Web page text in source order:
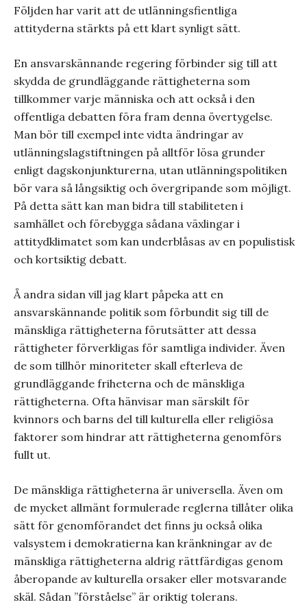
Följden har varit att de utlänningsfientliga
attityderna stärkts på ett klart synligt sätt.
En ansvarskännande regering förbinder sig till att
skydda de grundläggande rättigheterna som
tillkommer varje människa och att också i den
offentliga debatten föra fram denna övertygelse.
Man bör till exempel inte vidta ändringar av
utlänningslagstiftningen på alltför lösa grunder
enligt dagskonjunkturerna, utan utlänningspolitiken
bör vara så långsiktig och övergripande som möjligt.
På detta sätt kan man bidra till stabiliteten i
samhället och förebygga sådana växlingar i
attitydklimatet som kan underblåsas av en populistisk
och kortsiktig debatt.
Å andra sidan vill jag klart påpeka att en
ansvarskännande politik som förbundit sig till de
mänskliga rättigheterna förutsätter att dessa
rättigheter förverkligas för samtliga individer. Även
de som tillhör minoriteter skall efterleva de
grundläggande friheterna och de mänskliga
rättigheterna. Ofta hänvisar man särskilt för
kvinnors och barns del till kulturella eller religiösa
faktorer som hindrar att rättigheterna genomförs
fullt ut.
De mänskliga rättigheterna är universella. Även om
de mycket allmänt formulerade reglerna tillåter olika
sätt för genomförandet det finns ju också olika
valsystem i demokratierna kan kränkningar av de
mänskliga rättigheterna aldrig rättfärdigas genom
åberopande av kulturella orsaker eller motsvarande
skäl. Sådan ”förståelse” är oriktig tolerans.